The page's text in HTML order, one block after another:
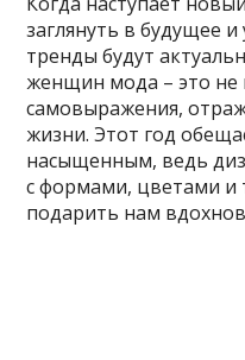
заглянуть в будущее
тренды будут
женщин мода – это не
самовыражения,
жизни. Этот год
насыщенным, ведь
с формами, цветами и
подарить нам